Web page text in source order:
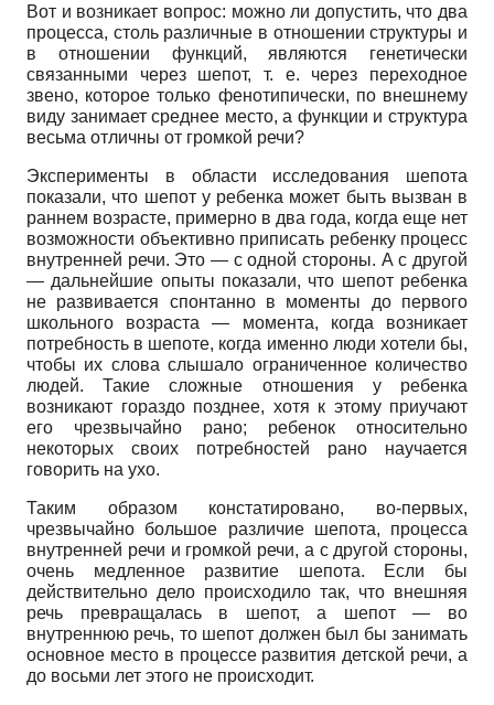
Вот и возникает вопрос: можно ли допустить, что два
процесса, столь различные в отношении структуры и
в отношении функций, являются генетически
связанными через шепот, т. е. через переходное
звено, которое только фенотипически, по внешнему
виду занимает среднее место, а функции и структура
весьма отличны от громкой речи?
Эксперименты в области исследования шепота
показали, что шепот у ребенка может быть вызван в
раннем возрасте, примерно в два года, когда еще нет
возможности объективно приписать ребенку процесс
внутренней речи. Это — с одной стороны. А с другой
— дальнейшие опыты показали, что шепот ребенка
не развивается спонтанно в моменты до первого
школьного возраста— момента, когда возникает
потребность в шепоте, когда именно люди хотели бы,
чтобы их слова слышало ограниченное количество
людей. Такие сложные отношения у ребенка
возникают гораздо позднее, хотя к этому приучают
его чрезвычайно рано; ребенок относительно
некоторых своих потребностей рано научается
говорить на ухо.
Таким образом констатировано, во-первых,
чрезвычайно большое различие шепота, процесса
внутренней речи и громкой речи, а с другой стороны,
очень медленное развитие шепота. Если бы
действительно дело происходило так, что внешняя
речь превращалась в шепот, а шепот— во
внутреннюю речь, то шепот должен был бы занимать
основное место в процессе развития детской речи, а
до восьми лет этого не происходит.